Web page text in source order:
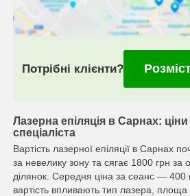
Потрібні клієнти?
Лазерна епіляція в Сарнах:
спеціаліста
Вартість лазерної епіляції в Сарнах
за невелику зону та сягає 1800 грн за
ділянок. Середня ціна за сеанс — 400
вартість впливають тип лазера, площа